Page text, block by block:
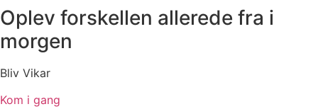
Oplev forskellen allerede fra i
morgen
Bliv Vikar
Kom i gang